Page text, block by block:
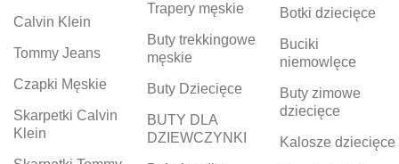
Calvin Klein
Tommy Jeans
Czapki Męskie
Skarpetki Calvin
Klein
Trapery męskie
Buty trekkingowe
męskie
Buty Dziecięce
BUTY DLA
DZIEWCZYNKI
Botki dziecięce
Buciki
niemowlęce
Buty zimowe
dziecięce
Kalosze dziecięce